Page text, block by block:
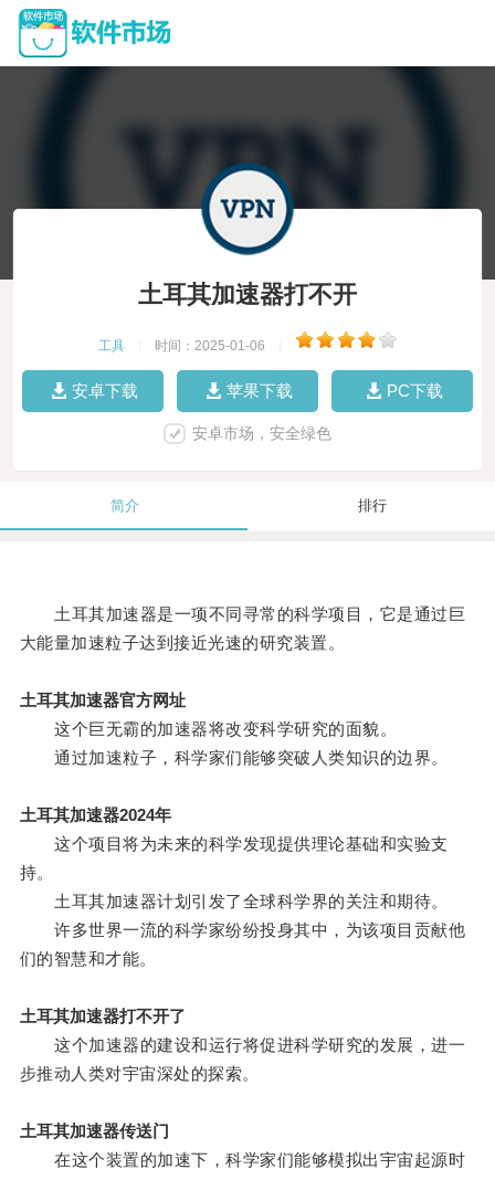
土耳其加速器打不开
工具 时间：2025-01-06
安卓下载 苹果下载 PC下载
安卓市场，安全绿色
简介 排行
土耳其加速器是一项不同寻常的科学项目，它是通过巨
大能量加速粒子达到接近光速的研究装置。
土耳其加速器官方网址
这个巨无霸的加速器将改变科学研究的面貌。
通过加速粒子，科学家们能够突破人类知识的边界。
土耳其加速器2024年
这个项目将为未来的科学发现提供理论基础和实验支
持。
土耳其加速器计划引发了全球科学界的关注和期待。
许多世界一流的科学家纷纷投身其中，为该项目贡献他
们的智慧和才能。
土耳其加速器打不开了
这个加速器的建设和运行将促进科学研究的发展，进一
步推动人类对宇宙深处的探索。
土耳其加速器传送门
在这个装置的加速下，科学家们能够模拟出宇宙起源时